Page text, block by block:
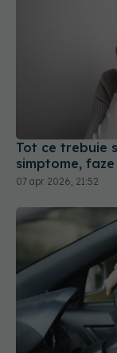
Tot ce trebuie
simptome,
07 apr 2026, 21:52